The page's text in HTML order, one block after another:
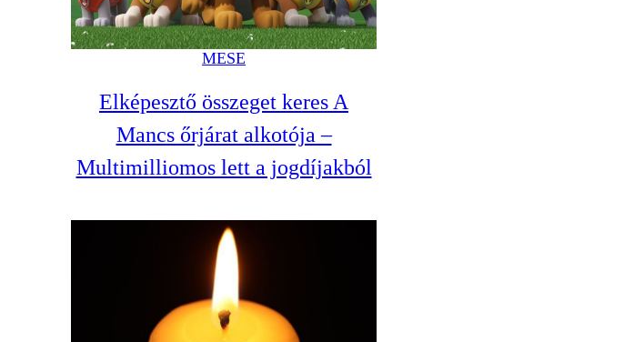
MESE
Elképesztő összeget keres A
Mancs őrjárat alkotója –
Multimilliomos lett a jogdíjakból